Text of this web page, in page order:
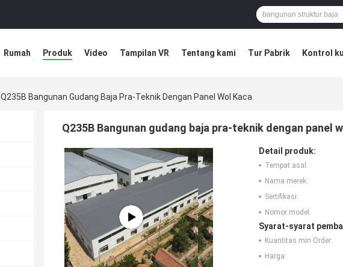
Rumah Produk Video Tampilan VR Tentang kami Tur Pabrik Kontrol
Q235B Bangunan Gudang Baja Pra-Teknik Dengan Panel Wol Kaca
Q235B Bangunan gudang baja pra-teknik dengan panel
Detail produk:
Tempat asal:
Nama merek:
Sertifikasi:
Nomor model:
Syarat-syarat
Kuantitas min Order:
Harga: